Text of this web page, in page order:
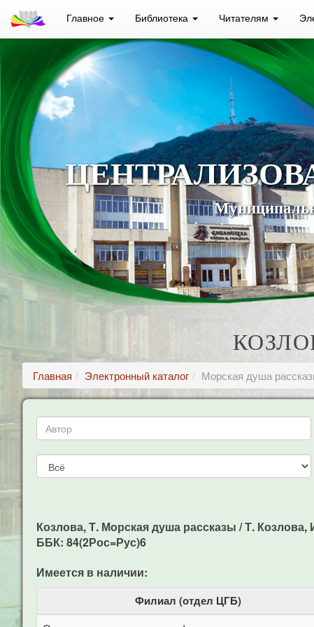
Главное Библиотека Читателям
Главная Электронный каталог Морская душа
Козлова, Т. Морская душа рассказы / Т.
ББК: 84(2Рос=Рус)6
Имеется в наличии:
Филиал (отдел ЦГБ)